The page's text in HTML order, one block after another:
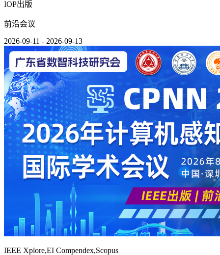
IOP出版
前沿会议
2026-09-11 - 2026-09-13
IEEE Xplore,EI Compendex,Scopus